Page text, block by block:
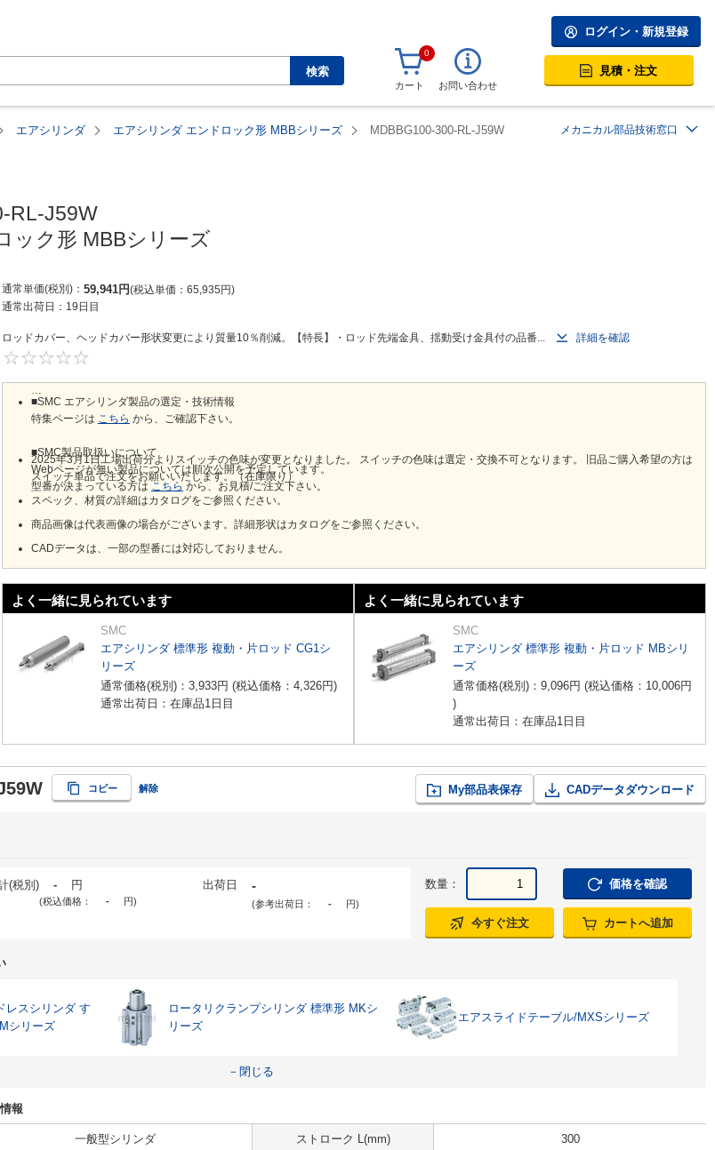
検索
ログイン・新規登録
0
カート お問い合わせ
見積・注文
エアシリンダ エアシリンダ エンドロック形 MBBシリーズ MDBBG100-300-RL-J59W メカニカル部品技術窓口
RL-J59W
ック形 MBBシリーズ
通常単価(税別) 59,941円 税込単価 65,935円
通常出荷日： 19日目
ロッドカバー、ヘッドカバー形状変更により質量10％削減。【特長】・ロッド先端金具、揺動受け金具付の品番...
詳細を確認
■SMC エアシリンダ製品の選定・技術情報
特集ページは こちら から、ご確認下さい。
■SMC製品取扱いについて
Webページが無い製品については順次公開を予定しています。
型番が決まっている方は こちら から、お見積/ご注文下さい。
2025年3月1日工場出荷分よりスイッチの色味が変更となりました。 スイッチの色味は選定・交換不可となります。 旧品ご購入希望の方は
スイッチ単品で注文をお願いいたします。（在庫限り）
スペック、材質の詳細はカタログをご参照ください。
商品画像は代表画像の場合がございます。詳細形状はカタログをご参照ください。
CADデータは、一部の型番には対応しておりません。
よく一緒に見られています
SMC
エアシリンダ 標準形 複動・片ロッド CG1シ
リーズ
通常価格(税別)： 3,933円 (税込価格： 4,326円)
通常出荷日：在庫品1日目
よく一緒に見られています
SMC
エアシリンダ 標準形 複動・片ロッド MBシリ
ーズ
通常価格(税別)： 9,096円 (税込価格： 10,006円
)
通常出荷日：在庫品1日目
コピー 解除 My部品表保存 CADデータダウンロード
(税別) - 円
(税込価格： - 円)
出荷日 -
(参考出荷日： - 円)
数量： 価格を確認
今すぐ注文 カートへ追加
レスシリンダ す
シリーズ
ロータリクランプシリンダ 標準形 MKシ
リーズ
エアスライドテーブル/MXSシリーズ
－閉じる
報
一般型シリンダ ストローク L(mm) 300